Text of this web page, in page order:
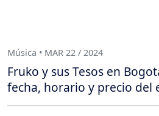
Música • MAR 22 / 2024
Fruko y sus Tesos en
fecha, horario y precio del